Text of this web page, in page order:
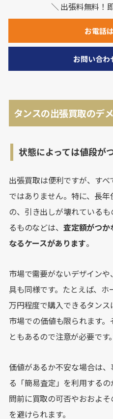
＼ 出張料無料！
お電話
お問い合わ
タンスの出張買取のデ
状態によっては値段が
出張買取は便利ですが、す
ではありません。特に、長
の、引き出しが壊れている
るものなどは、 査定額がつ
なるケースがあります。
市場で需要がないデザイン
具も同様です。たとえば、
万円程度で購入できるタン
市場での価値も限られます
ともあるので注意が必要です。
価値があるか不安な場合は
る「簡易査定」を利用する
問前に買取の可否やおおよ
を避けられます。